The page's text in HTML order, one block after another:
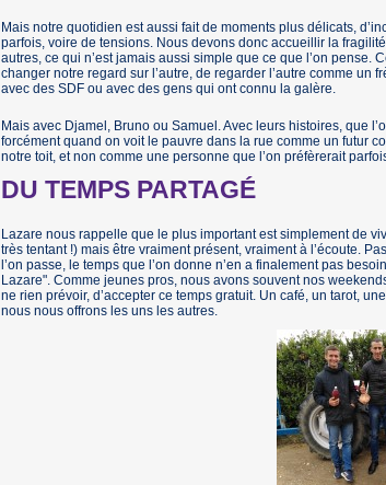
Mais notre quotidien est aussi fait de moments plus délicats,
parfois, voire de tensions. Nous devons donc accueillir la
autres, ce qui n’est jamais aussi simple que ce que l’on pense.
changer notre regard sur l’autre, de regarder l’autre comme un
avec des SDF ou avec des gens qui ont connu la galère.
Mais avec Djamel, Bruno ou Samuel. Avec leurs histoires, que
forcément quand on voit le pauvre dans la rue comme un futur
notre toit, et non comme une personne que l’on préfèrerait
DU TEMPS PARTAGÉ
Lazare nous rappelle que le plus important est simplement de
très tentant !) mais être vraiment présent, vraiment à l’écoute.
l’on passe, le temps que l’on donne n’en a finalement pas
Lazare". Comme jeunes pros, nous avons souvent nos
ne rien prévoir, d’accepter ce temps gratuit. Un café, un tarot,
nous nous offrons les uns les autres.